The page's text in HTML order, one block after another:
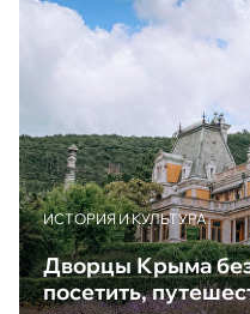
ИСТОРИЯ И КУЛЬТУРА
Дворцы Крыма
посетить,